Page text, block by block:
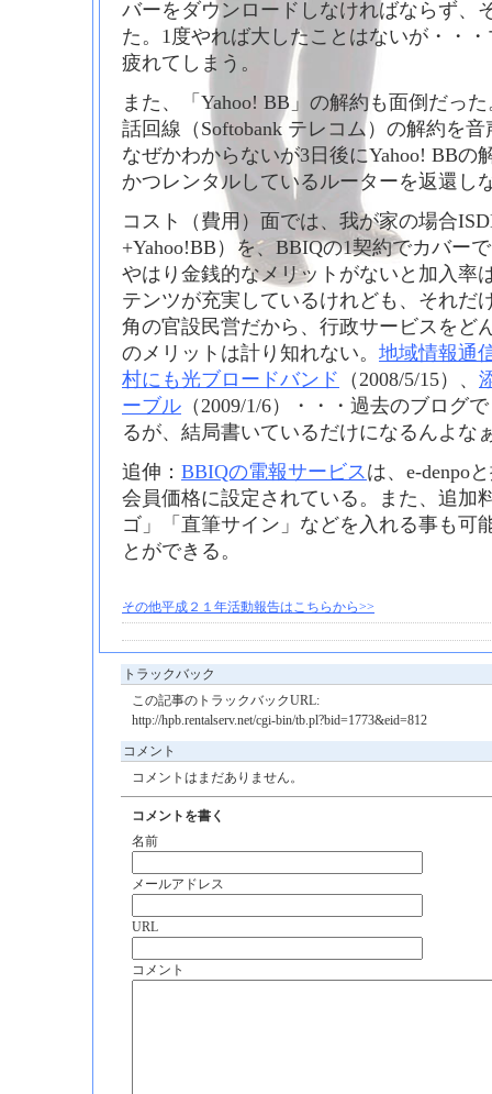
バーをダウンロードしなければならず、
た。1度やれば大したことはないが・・
疲れてしまう。
また、「Yahoo! BB」の解約も面倒だっ
話回線（Softobank テレコム）の解約を
なぜかわからないが3日後にYahoo! BBの
かつレンタルしているルーターを返還し
コスト（費用）面では、我が家の場合
+Yahoo!BB）を、BBIQの1契約でカバー
やはり金銭的なメリットがないと加入率
テンツが充実しているけれども、それだ
角の官設民営だから、行政サービスをど
のメリットは計り知れない。 地域情報通
村にも光ブロードバンド （2008/5/15）、
ーブル （2009/1/6）・・・過去のブログ
るが、結局書いているだけになるんよな
追伸： BBIQの電報サービスは、e-denpo
会員価格に設定されている。また、追加
ゴ」「直筆サイン」などを入れる事も可
とができる。
その他平成２１年活動報告はこちらから>>
トラックバック
この記事のトラックバックURL:
http://hpb.rentalserv.net/cgi-bin/tb.pl?bid=1773&eid=812
コメント
コメントはまだありません。
コメントを書く
名前
メールアドレス
URL
コメント